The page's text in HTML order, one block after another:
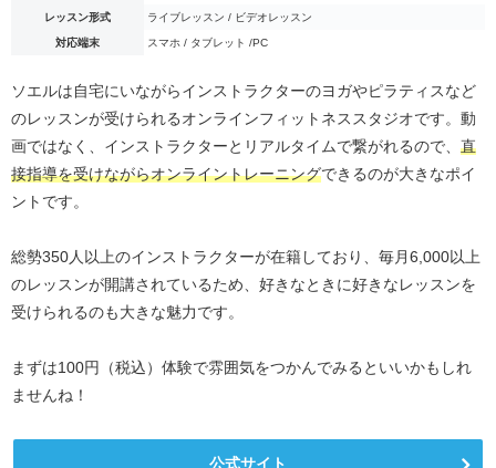
レッスン形式 ライブレッスン / ビデオレッスン
対応端末 スマホ / タブレット /PC
ソエルは自宅にいながらインストラクターのヨガやピラティスなど
のレッスンが受けられるオンラインフィットネススタジオです。動
画ではなく、インストラクターとリアルタイムで繋がれるので、 直
接指導を受けながらオンライントレーニングできるのが大きなポイ
ントです。
総勢350人以上のインストラクターが在籍しており、毎月6,000以上
のレッスンが開講されているため、好きなときに好きなレッスンを
受けられるのも大きな魅力です。
まずは100円（税込）体験で雰囲気をつかんでみるといいかもしれ
ませんね！
公式サイト